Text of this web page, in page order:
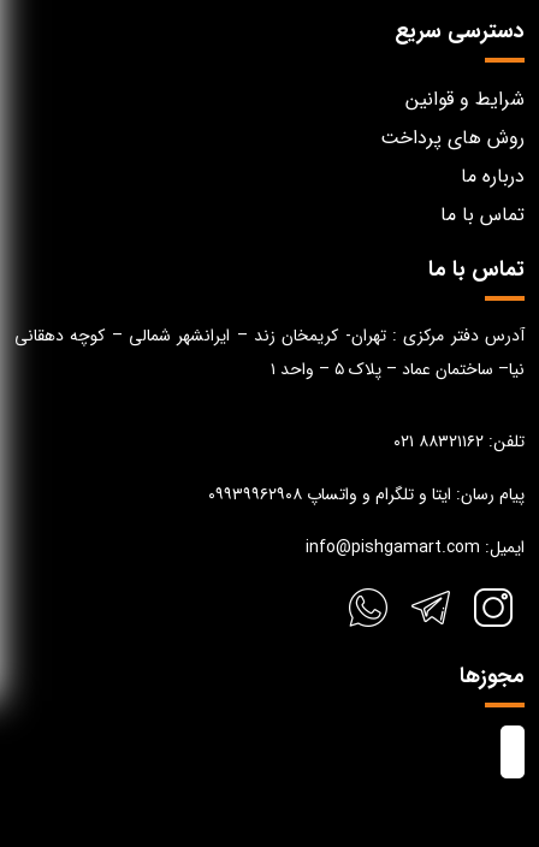
دسترسی سریع
شرایط و قوانین
روش های پرداخت
درباره ما
تماس با ما
تماس با ما
آدرس دفتر مرکزی : تهران- کریمخان زند – ایرانشهر شمالی – کوچه دهقانی
نیا– ساختمان عماد – پلاک ۵ – واحد ۱
تلفن: ۸۸۳۲۱۱۶۲ ۰۲۱
پیام رسان: ایتا و تلگرام و واتساپ ۰۹۹۳۹۹۶۲۹۰۸
ایمیل: info@pishgamart.com
مجوزها